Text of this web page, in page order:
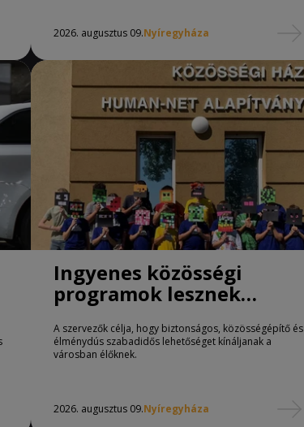
2026. augusztus 09.Nyíregyháza
Ingyenes közösségi
programok lesznek
Nyíregyházán
A szervezők célja, hogy biztonságos, közösségépítő és
élménydús szabadidős lehetőséget kínáljanak a
városban élőknek.
2026. augusztus 09.Nyíregyháza